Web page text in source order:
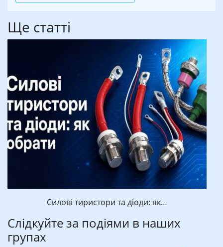
Ще статті
Силові тиристори та діоди: як…
Слідкуйте за подіями в наших
групах